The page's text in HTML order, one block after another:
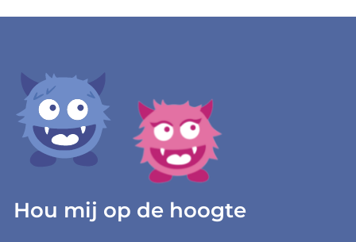
Hou mij op de hoogte